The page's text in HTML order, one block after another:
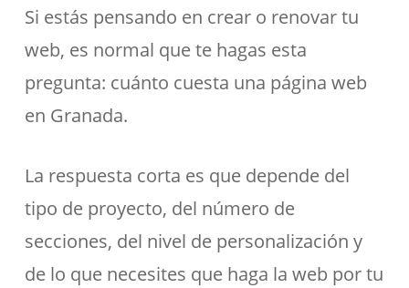
Si estás pensando en crear o renovar tu
web, es normal que te hagas esta
pregunta: cuánto cuesta una página web
en Granada.
La respuesta corta es que depende del
tipo de proyecto, del número de
secciones, del nivel de personalización y
de lo que necesites que haga la web por tu